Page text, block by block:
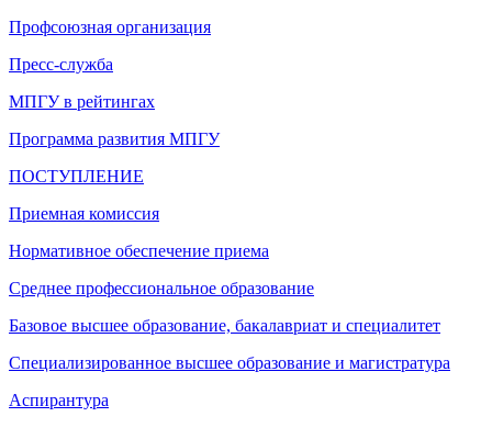
Профсоюзная организация
Пресс-служба
МПГУ в рейтингах
Программа развития МПГУ
ПОСТУПЛЕНИЕ
Приемная комиссия
Нормативное обеспечение приема
Среднее профессиональное образование
Базовое высшее образование, бакалавриат и специалитет
Специализированное высшее образование и магистратура
Аспирантура